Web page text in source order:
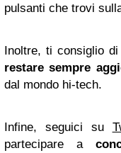
pulsanti che trovi
Inoltre, ti consiglio
restare sempre
dal mondo hi-tech.
Infine, seguici su
partecipare a